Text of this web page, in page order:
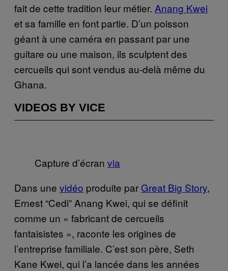
fait de cette tradition leur métier. Anang Kwei
et sa famille en font partie. D’un poisson
géant à une caméra en passant par une
guitare ou une maison, ils sculptent des
cercueils qui sont vendus au-delà même du
Ghana.
VIDEOS BY VICE
Capture d’écran via
Dans une vidéo produite par Great Big Story,
Ernest “Cedi” Anang Kwei, qui se définit
comme un « fabricant de cercueils
fantaisistes », raconte les origines de
l’entreprise familiale. C’est son père, Seth
Kane Kwei, qui l’a lancée dans les années